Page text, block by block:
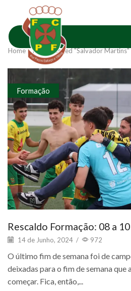
Home Posts Tagged "Salvador Martins"
Formação
Rescaldo Formação: 08 a
14 de Junho, 2024 / 972
O último fim de semana foi de
deixadas para o fim de semana que
começar. Fica, então,...